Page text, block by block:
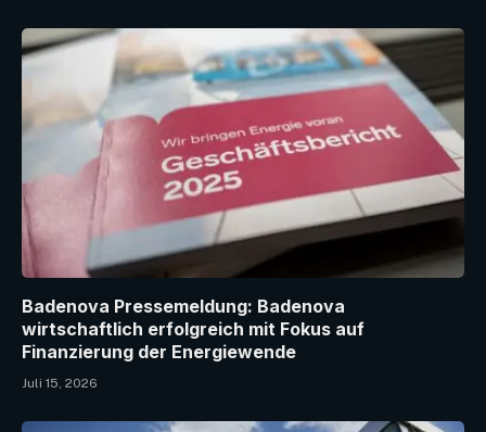
Badenova Pressemeldung: Badenova
wirtschaftlich erfolgreich mit Fokus auf
Finanzierung der Energiewende
Juli 15, 2026